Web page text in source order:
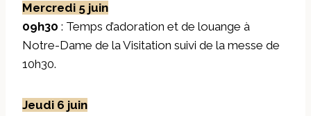
Mercredi 5 juin
09h30 : Temps d’adoration et de louange à
Notre-Dame de la Visitation suivi de la messe de
10h30.
Jeudi 6 juin